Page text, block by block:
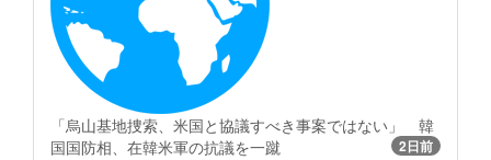
「烏山基地捜索、米国と協議すべき事案ではない」 韓
国国防相、在韓米軍の抗議を一蹴
2日前